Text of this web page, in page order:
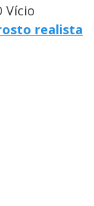
Vício
realista